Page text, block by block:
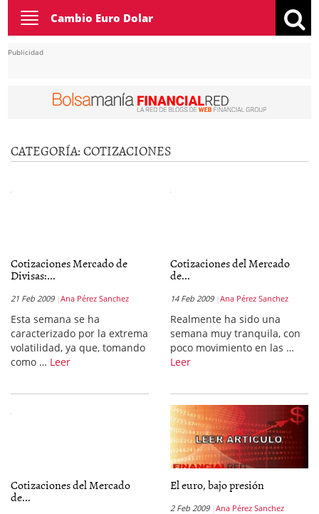
Toggle
navigation
Cambio Euro Dolar
Publicidad
CATEGORÍA:COTIZACIONES
Cotizaciones Mercado de
Divisas:...
21 Feb 2009 Ana Pérez Sanchez
Esta semana se ha
caracterizado por la extrema
volatilidad, ya que, tomando
como … Leer
Cotizaciones del Mercado
de...
14 Feb 2009 Ana Pérez Sanchez
Realmente ha sido una
semana muy tranquila, con
poco movimiento en las …
Leer
Cotizaciones del Mercado
de...
El euro, bajo presión
2 Feb 2009 Ana Pérez Sanchez